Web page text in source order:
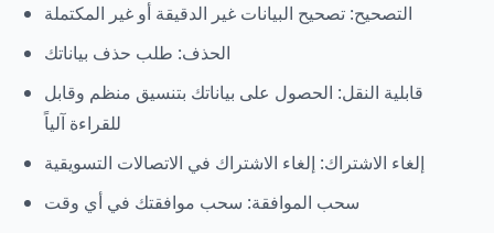
التصحيح: تصحيح البيانات غير الدقيقة أو غير المكتملة
الحذف: طلب حذف بياناتك
قابلية النقل: الحصول على بياناتك بتنسيق منظم وقابل
للقراءة آلياً
إلغاء الاشتراك: إلغاء الاشتراك في الاتصالات التسويقية
سحب الموافقة: سحب موافقتك في أي وقت